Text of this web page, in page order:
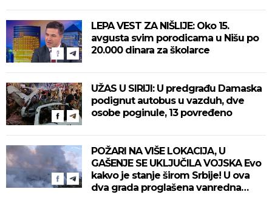
LEPA VEST ZA NIŠLIJE: Oko 15.
avgusta svim porodicama u Nišu po
20.000 dinara za školarce
UŽAS U SIRIJI: U predgrađu Damaska
podignut autobus u vazduh, dve
osobe poginule, 13 povređeno
POŽARI NA VIŠE LOKACIJA, U
GAŠENJE SE UKLJUČILA VOJSKA Evo
kakvo je stanje širom Srbije! U ova
dva grada proglašena vanredna